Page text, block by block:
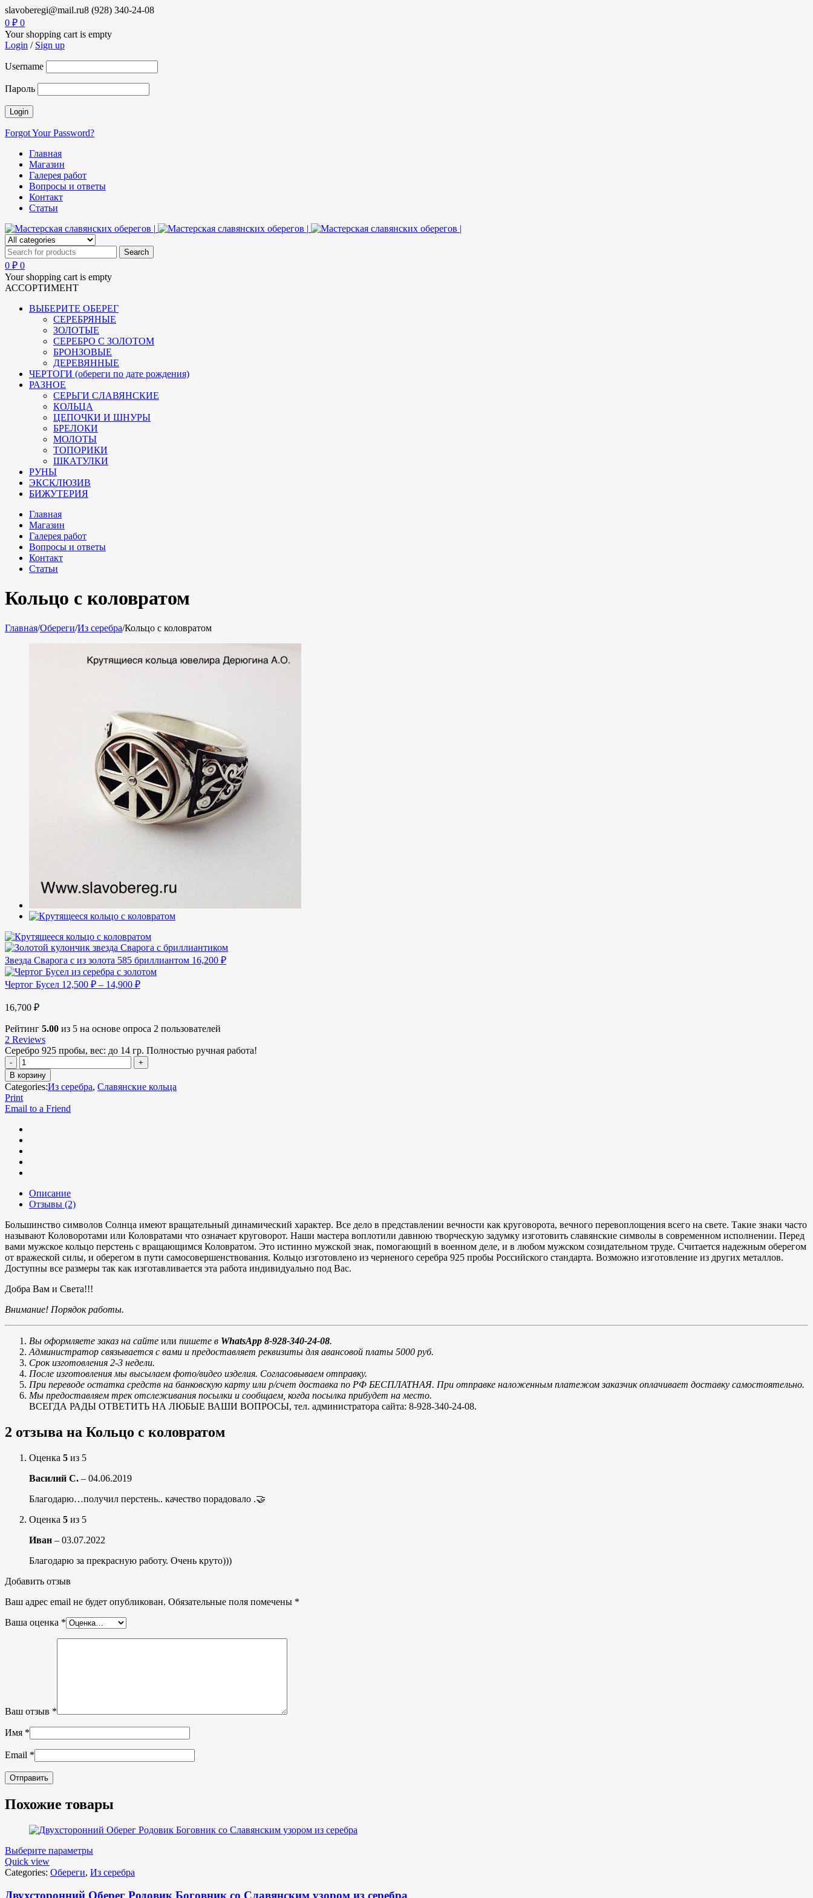
slavoberegi@mail.ru8 (928) 340-24-08
0 ₽ 0
Your shopping cart is empty
Login / Sign up
Username
Пароль
Forgot Your Password?
Главная
Магазин
Галерея работ
Вопросы и ответы
Контакт
Статьи
0 ₽ 0
Your shopping cart is empty
АССОРТИМЕНТ
ВЫБЕРИТЕ ОБЕРЕГ
СЕРЕБРЯНЫЕ
ЗОЛОТЫЕ
СЕРЕБРО С ЗОЛОТОМ
БРОНЗОВЫЕ
ДЕРЕВЯННЫЕ
ЧЕРТОГИ (обереги по дате рождения)
РАЗНОЕ
СЕРЬГИ СЛАВЯНСКИЕ
КОЛЬЦА
ЦЕПОЧКИ И ШНУРЫ
БРЕЛОКИ
МОЛОТЫ
ТОПОРИКИ
ШКАТУЛКИ
РУНЫ
ЭКСКЛЮЗИВ
БИЖУТЕРИЯ
Главная
Магазин
Галерея работ
Вопросы и ответы
Контакт
Статьи
Кольцо с коловратом
Главная/Обереги/Из серебра/Кольцо с коловратом
Звезда Сварога с из золота 585 бриллиантом 16,200 ₽
Чертог Бусел 12,500 ₽ – 14,900 ₽
16,700 ₽
Рейтинг 5.00 из 5 на основе опроса 2 пользователей
2 Reviews
Серебро 925 пробы, вес: до 14 гр. Полностью ручная работа!
В корзину
Categories:Из серебра, Славянские кольца
Print
Email to a Friend
Описание
Отзывы (2)
Большинство символов Солнца имеют вращательный динамический характер. Все дело в представлении вечности как круговорота, вечного перевоплощения всего на свете. Такие знаки часто
называют Коловоротами или Коловратами что означает круговорот. Наши мастера воплотили давнюю творческую задумку изготовить славянские символы в современном исполнении. Перед
вами мужское кольцо перстень с вращающимся Коловратом. Это истинно мужской знак, помогающий в военном деле, и в любом мужском созидательном труде. Считается надежным оберегом
от вражеской силы, и оберегом в пути самосовершенствования. Кольцо изготовлено из черненого серебра 925 пробы Российского стандарта. Возможно изготовление из других металлов.
Доступны все размеры так как изготавливается эта работа индивидуально под Вас.
Добра Вам и Света!!!
Внимание! Порядок работы.
Вы оформляете заказ на сайте или пишете в WhatsApp 8-928-340-24-08.
Администратор связывается с вами и предоставляет реквизиты для авансовой платы 5000 руб.
Срок изготовления 2-3 недели.
После изготовления мы высылаем фото/видео изделия. Согласовываем отправку.
При переводе остатка средств на банковскую карту или р/счет доставка по РФ БЕСПЛАТНАЯ. При отправке наложенным платежом заказчик оплачивает доставку самостоятельно.
Мы предоставляем трек отслеживания посылки и сообщаем, когда посылка прибудет на место.
ВСЕГДА РАДЫ ОТВЕТИТЬ НА ЛЮБЫЕ ВАШИ ВОПРОСЫ, тел. администратора сайта: 8-928-340-24-08.
2 отзыва на Кольцо с коловратом
Оценка 5 из 5
Василий С. – 04.06.2019
Благодарю…получил перстень.. качество порадовало .🤝
Оценка 5 из 5
Иван – 03.07.2022
Благодарю за прекрасную работу. Очень круто)))
Добавить отзыв
Ваш адрес email не будет опубликован. Обязательные поля помечены *
Ваша оценка *
Ваш отзыв *
Имя *
Email *
Похожие товары
Выберите параметры
Quick view
Categories: Обереги, Из серебра
Двухсторонний Оберег Родовик Боговник со Славянским узором из серебра